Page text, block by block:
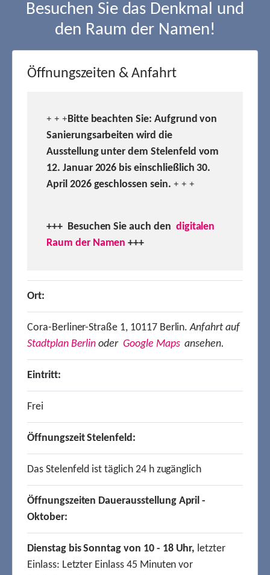
Besuchen Sie das Denkmal und
den Raum der Namen!
Öffnungszeiten & Anfahrt
+ + +Bitte beachten Sie: Aufgrund von
Sanierungsarbeiten wird die
Ausstellung unter dem Stelenfeld vom
12. Januar 2026 bis einschließlich 30.
April 2026 geschlossen sein. + + +
+++ Besuchen Sie auch den digitalen
Raum der Namen +++
Ort:
Cora-Berliner-Straße 1, 10117 Berlin.Anfahrt auf
Stadtplan Berlin oder Google Mapsansehen.
Eintritt:
Frei
Öffnungszeit Stelenfeld:
Das Stelenfeld ist täglich 24 h zugänglich
Öffnungszeiten Dauerausstellung April -
Oktober:
Dienstag bis Sonntag von 10 - 18 Uhr, letzter
Einlass: Letzter Einlass 45 Minuten vor